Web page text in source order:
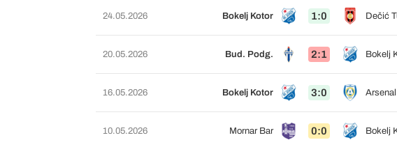
24.05.2026 Bokelj Kotor 1:0 Dečić
20.05.2026 Bud. Podg. 2:1 Bokelj
16.05.2026 Bokelj Kotor 3:0
10.05.2026 Mornar Bar 0:0 Bokelj